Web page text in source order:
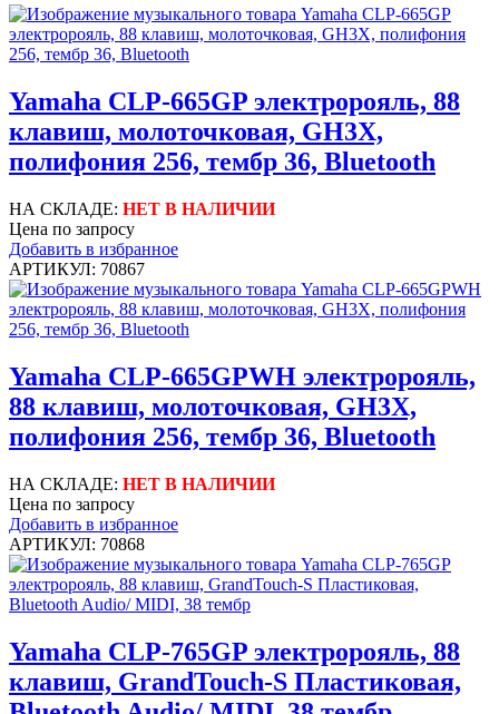
Yamaha CLP-665GP электророяль, 88
клавиш, молоточковая, GH3X,
полифония 256, тембр 36, Bluetooth
НА СКЛАДЕ: НЕТ В НАЛИЧИИ
Цена по запросу
Добавить в избранное
АРТИКУЛ: 70867
Yamaha CLP-665GPWH электророяль,
88 клавиш, молоточковая, GH3X,
полифония 256, тембр 36, Bluetooth
НА СКЛАДЕ: НЕТ В НАЛИЧИИ
Цена по запросу
Добавить в избранное
АРТИКУЛ: 70868
Yamaha CLP-765GP электророяль, 88
клавиш, GrandTouch-S Пластиковая,